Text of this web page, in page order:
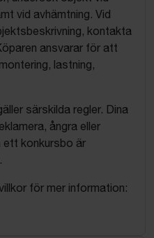
vid avhämtning. Vid
kontakta
ansvarar för att
lastning,
särskilda regler. Dina
ångra eller
ett konkursbo är
för mer information: